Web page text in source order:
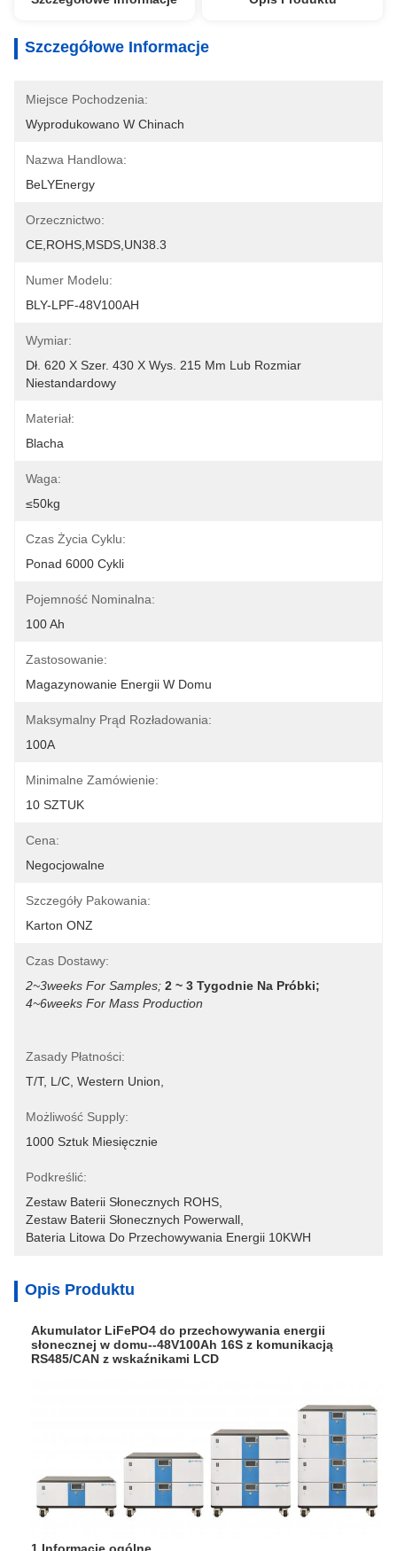
Szczegółowe Informacje
Miejsce Pochodzenia:
Wyprodukowano W Chinach
Nazwa Handlowa:
BeLYEnergy
Orzecznictwo:
CE,ROHS,MSDS,UN38.3
Numer Modelu:
BLY-LPF-48V100AH
Wymiar:
Dł. 620 X Szer. 430 X Wys. 215 Mm Lub Rozmiar
Niestandardowy
Materiał:
Blacha
Waga:
≤50kg
Czas Życia Cyklu:
Ponad 6000 Cykli
Pojemność Nominalna:
100 Ah
Zastosowanie:
Magazynowanie Energii W Domu
Maksymalny Prąd Rozładowania:
100A
Minimalne Zamówienie:
10 SZTUK
Cena:
Negocjowalne
Szczegóły Pakowania:
Karton ONZ
Czas Dostawy:
2~3weeks For Samples; 2 ~ 3 Tygodnie Na Próbki;
4~6weeks For Mass Production
Zasady Płatności:
T/T, L/C, Western Union,
Możliwość Supply:
1000 Sztuk Miesięcznie
Podkreślić:
Zestaw Baterii Słonecznych ROHS
Zestaw Baterii Słonecznych Powerwall
Bateria Litowa Do Przechowywania Energii 10KWH
Opis Produktu
Akumulator LiFePO4 do przechowywania energii
słonecznej w domu--48V100Ah 16S z komunikacją
RS485/CAN z wskaźnikami LCD